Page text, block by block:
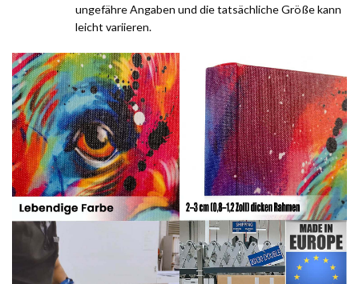
ungefähre Angaben und die tatsächliche Größe kann
leicht variieren.